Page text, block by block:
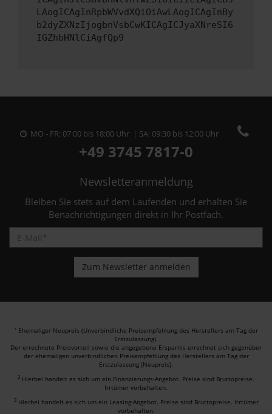
LAogICAgInRpbWVvdXQiOiAwLAogICAgInBy
b2dyZXNzIjogbnVsbCwKICAgICJyaXNreSI6
IGZhbHNlCiAgfQp9
MO - FR: 07:00 bis 18:00 Uhr | SA: 09:30 bis 12:00 Uhr
+49 3745 7817-0
Newsletteranmeldung
Bleiben Sie stets auf dem Laufenden und erhalten Sie
Benachrichtigungen direkt in Ihr Postfach.
1 Ehemaliger Neupreis (Unverbindliche Preisempfehlung des Herstellers am Tag der
Erstzulassung).
Der errechnete Preisvorteil sowie die angegebene Ersparnis errechnet sich gegenüber
der ehemaligen unverbindlichen Preisempfehlung des Herstellers am Tag der
Erstzulassung (Neupreis).
2 Hierbei handelt es sich um ein Finanzierungs-Angebot. Preise sind Bruttopreise.
Irrtümer vorbehalten.
3 Hierbei handelt es sich um ein Leasing-Angebot. Preise sind Bruttopreise. Irrtümer
vorbehalten.